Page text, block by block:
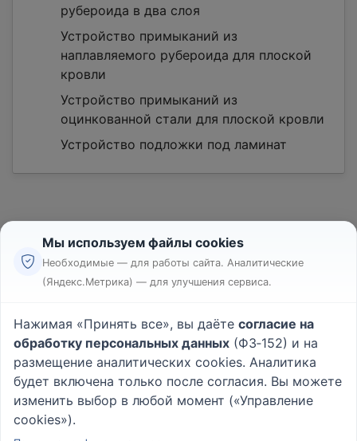
рубероида в два слоя
Устройство примыканий из
наплавляемого рубероида для плоской
кровли
Устройство примыканий из
оцинкованной стали для плоской кровли
Устройство подложки под ламинат
Реклама
Пользовательское соглашение
Политика конфиденциальности
Вопрос - Ответ|О проекте
Мы используем файлы cookies
Необходимые — для работы сайта. Аналитические
(Яндекс.Метрика) — для улучшения сервиса.
Нажимая «Принять все», вы даёте согласие на
обработку персональных данных (ФЗ‑152) и на
размещение аналитических cookies. Аналитика
будет включена только после согласия. Вы можете
изменить выбор в любой момент («Управление
cookies»).